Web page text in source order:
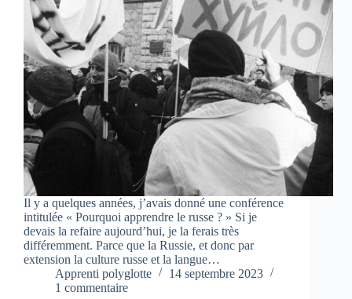
Il y a quelques années, j’avais donné une conférence
intitulée « Pourquoi apprendre le russe ? » Si je
devais la refaire aujourd’hui, je la ferais très
différemment. Parce que la Russie, et donc par
extension la culture russe et la langue…
Apprenti polyglotte
14 septembre 2023
1 commentaire